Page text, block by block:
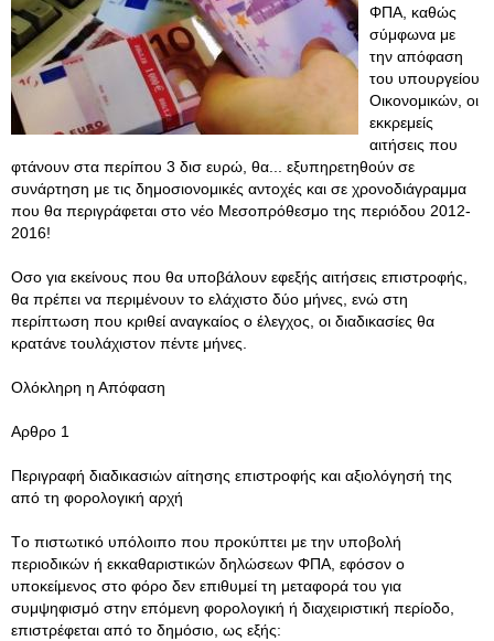
ΦΠΑ, καθώς
σύμφωνα με
την απόφαση
του υπουργείου
Οικονομικών, οι
εκκρεμείς
αιτήσεις που
φτάνουν στα περίπου 3 δισ ευρώ, θα... εξυπηρετηθούν σε
συνάρτηση με τις δημοσιονομικές αντοχές και σε χρονοδιάγραμμα
που θα περιγράφεται στο νέο Μεσοπρόθεσμο της περιόδου 2012-
2016!
Oσο για εκείνους που θα υποβάλουν εφεξής αιτήσεις επιστροφής,
θα πρέπει να περιμένουν το ελάχιστο δύο μήνες, ενώ στη
περίπτωση που κριθεί αναγκαίος ο έλεγχος, οι διαδικασίες θα
κρατάνε τουλάχιστον πέντε μήνες.
Ολόκληρη η Απόφαση
Αρθρο 1
Περιγραφή διαδικασιών αίτησης επιστροφής και αξιολόγησή της
από τη φορολογική αρχή
Tο πιστωτικό υπόλοιπο που προκύπτει με την υποβολή
περιοδικών ή εκκαθαριστικών δηλώσεων ΦΠΑ, εφόσον ο
υποκείμενος στο φόρο δεν επιθυμεί τη μεταφορά του για
συμψηφισμό στην επόμενη φορολογική ή διαχειριστική περίοδο,
επιστρέφεται από το δημόσιο, ως εξής: